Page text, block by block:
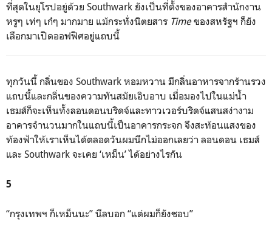
ที่สุดในยุโรปอยู่ด้วย Southwark ยังเป็นที่ตั้งของอาคารสำนักงาน
หรูๆ เท่ๆ เก๋ๆ มากมาย แม้กระทั่งนิตยสาร Timeของสหรัฐฯ ก็ยัง
เลือกมาเปิดออฟฟิศอยู่แถบนี้
ทุกวันนี้ กลิ่นของ Southwark หอมหวาน มีกลิ่นอาหารจากร้านรวง
แถบนี้และกลิ่นของความทันสมัยเอิบอาบ เมื่อมองไปในแม่น้ำ
เธมส์ก็จะเห็นทั้งลอนดอนบริดจ์และทาวเวอร์บริดจ์แสนสง่างาม
อาคารจำนวนมากในแถบนี้เป็นอาคารกระจก จึงสะท้อนแสงของ
ท้องฟ้าให้เราเห็นได้ตลอดวันผมนึกไม่ออกเลยว่า ลอนดอน เธมส์
และ Southwark จะเคย ‘เหม็น’ ได้อย่างไรกัน
5
“กรุงเทพฯ ก็เหม็นนะ” นีลบอก “แต่ผมก็ยังชอบ”